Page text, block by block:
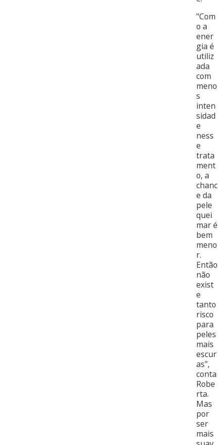
"Com
o a
ener
gia é
utiliz
ada
com
meno
s
inten
sidad
e
ness
e
trata
ment
o, a
chanc
e da
pele
quei
mar é
bem
meno
r.
Então
não
exist
e
tanto
risco
para
peles
mais
escur
as",
conta
Robe
rta.
Mas
por
ser
mais